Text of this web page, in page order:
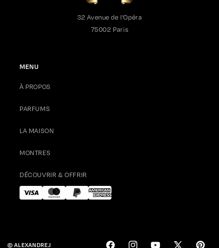
32 Avenue de l'Opéra
75002 Paris
MENU
À PROPOS
PARFUMS
LA MAISON
MONTRES
DÉCOUVRIR & OFFRIR
© ALEXANDRE.J